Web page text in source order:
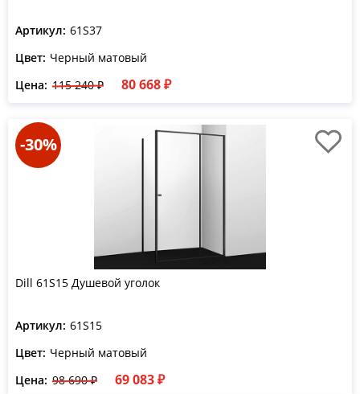
Артикул: 61S37
Цвет: Черный матовый
Цена: 115 240 ₽ 80 668 ₽
-30%
Dill 61S15 Душевой уголок
Артикул: 61S15
Цвет: Черный матовый
Цена: 98 690 ₽ 69 083 ₽